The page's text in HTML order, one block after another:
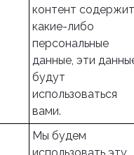
контент содержит
какие-либо
персональные
данные, эти
будут
использоваться
вами.
Мы будем